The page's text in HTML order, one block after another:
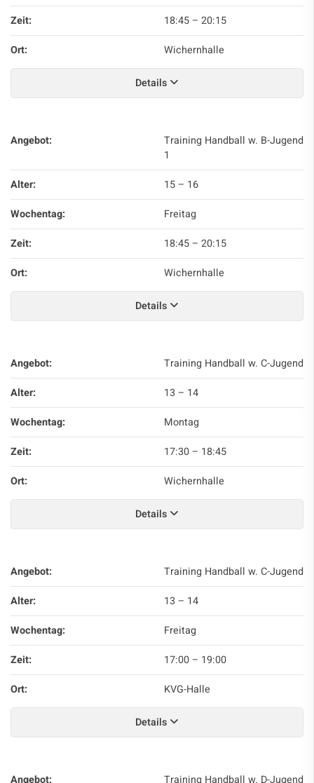
Zeit:
18:45 – 20:15
Ort:
Wichernhalle
Details
Angebot:
Training Handball w. B-Jugend
1
Alter:
15 – 16
Wochentag:
Freitag
Zeit:
18:45 – 20:15
Ort:
Wichernhalle
Details
Angebot:
Training Handball w. C-Jugend
Alter:
13 – 14
Wochentag:
Montag
Zeit:
17:30 – 18:45
Ort:
Wichernhalle
Details
Angebot:
Training Handball w. C-Jugend
Alter:
13 – 14
Wochentag:
Freitag
Zeit:
17:00 – 19:00
Ort:
KVG-Halle
Details
Angebot: Training Handball w. D-Jugend